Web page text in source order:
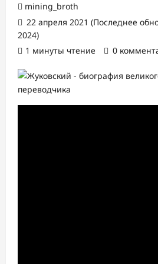
mining_broth
22 апреля 2021 (Последнее
2024)
1 минуты чтение
0